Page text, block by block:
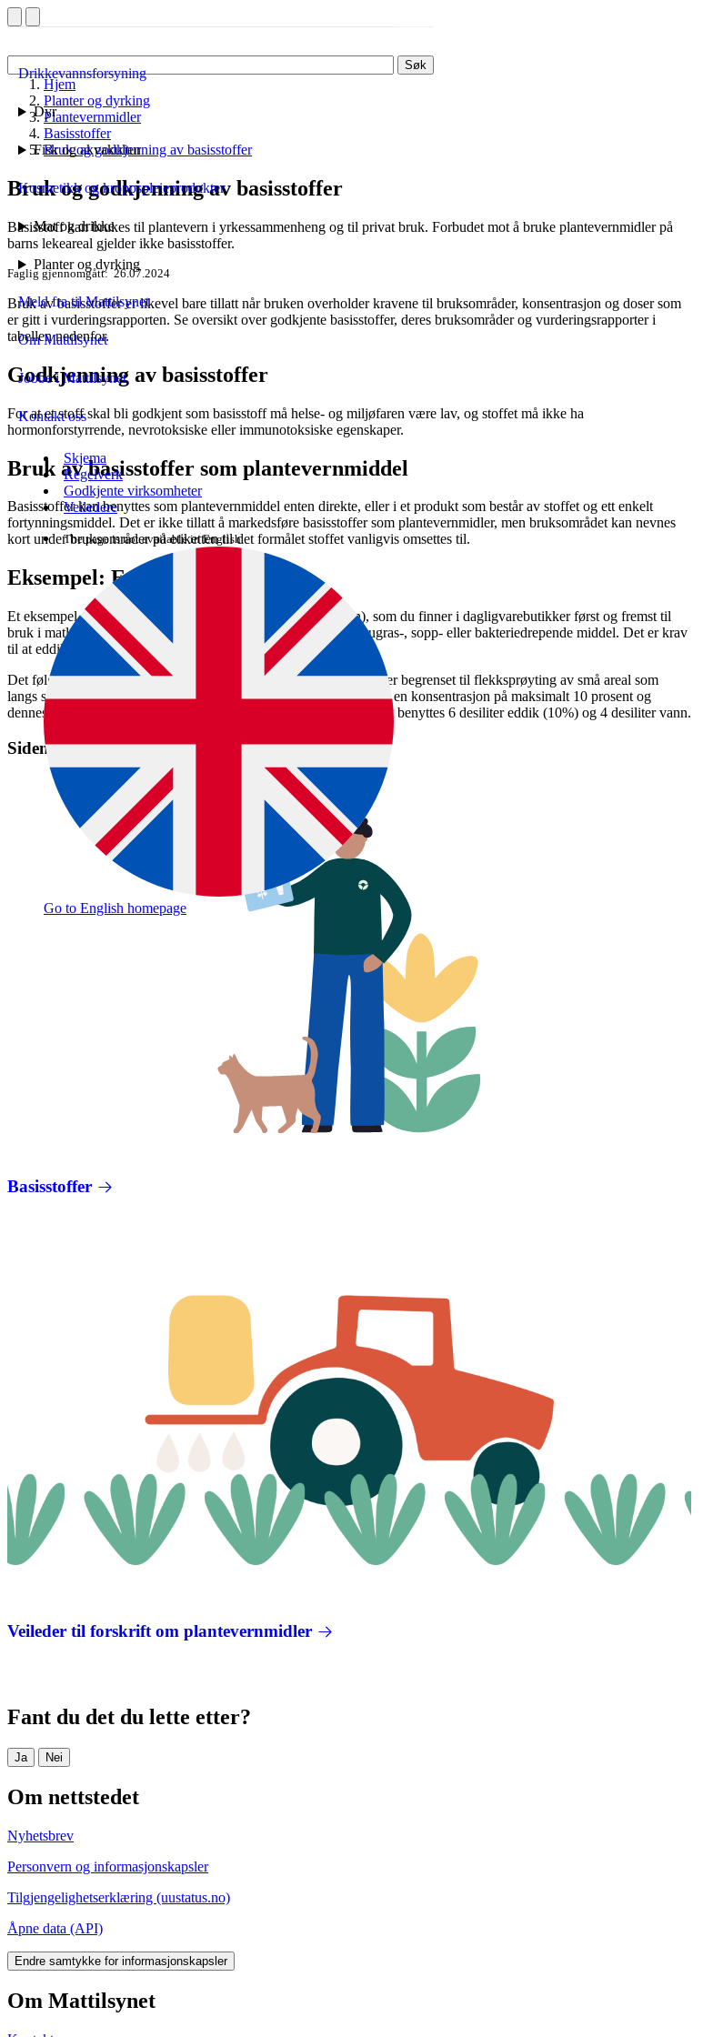
Søk
Drikkevannsforsyning
Dyr
Fisk og akvakultur
Kosmetikk og kroppspleieprodukter
Mat og drikke
Planter og dyrking
Meld fra til Mattilsynet
Om Mattilsynet
Jobbe i Mattilsynet
Kontakt oss
Skjema
Regelverk
Godkjente virksomheter
Veiledere
The page is not available in English.
Go to English homepage
Hjem
Planter og dyrking
Plantevernmidler
Basisstoffer
Bruk og godkjenning av basisstoffer
Bruk og godkjenning av basisstoffer
Basisstoff kan brukes til plantevern i yrkessammenheng og til privat bruk. Forbudet mot å bruke plantevernmidler på
barns lekeareal gjelder ikke basisstoffer.
Faglig gjennomgått 26.07.2024
Bruk av basisstoffer er likevel bare tillatt når bruken overholder kravene til bruksområder, konsentrasjon og doser som
er gitt i vurderingsrapporten. Se oversikt over godkjente basisstoffer, deres bruksområder og vurderingsrapporter i
tabellen nedenfor.
Godkjenning av basisstoffer
For at et stoff skal bli godkjent som basisstoff må helse- og miljøfaren være lav, og stoffet må ikke ha
hormonforstyrrende, nevrotoksiske eller immunotoksiske egenskaper.
Bruk av basisstoffer som plantevernmiddel
Basisstoffer kan benyttes som plantevernmiddel enten direkte, eller i et produkt som består av stoffet og ett enkelt
fortynningsmiddel. Det er ikke tillatt å markedsføre basisstoffer som plantevernmidler, men bruksområdet kan nevnes
kort under bruksområder på etiketten til det formålet stoffet vanligvis omsettes til.
Eksempel: Eddik som basisstoff
Et eksempel på basisstoffer er eddik (< 10 % eddiksyre i vann), som du finner i dagligvarebutikker først og fremst til
bruk i matlaging. Men eddik kan også være nyttig til bruk som ugras-, sopp- eller bakteriedrepende middel. Det er krav
til at eddik skal ha næringsmiddelkvalitet.
Det følger av vurderingsrapporten at bruk av eddik som basisstoff er begrenset til flekksprøyting av små areal som
langs stier, grenser, fortau og terrasser. Det skal benyttes eddik med en konsentrasjon på maksimalt 10 prosent og
dennes skal fortynnes i vann. Til en liter bruksklar blanding skal det benyttes 6 desiliter eddik (10%) og 4 desiliter vann.
Siden er en del av disse veiledningene:
Basisstoffer
Veileder til forskrift om plantevernmidler
Fant du det du lette etter?
Ja Nei
Om nettstedet
Nyhetsbrev
Personvern og informasjonskapsler
Tilgjengelighetserklæring (uustatus.no)
Åpne data (API)
Endre samtykke for informasjonskapsler
Om Mattilsynet